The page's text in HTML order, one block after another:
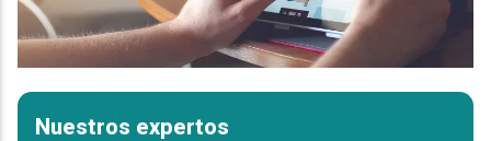
Nuestros expertos